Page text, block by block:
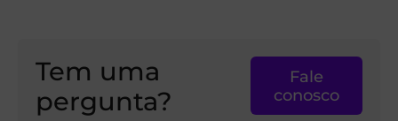
Tem uma
pergunta?
Fale
conosco